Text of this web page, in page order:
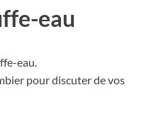
eau
eau.
pour discuter de vos